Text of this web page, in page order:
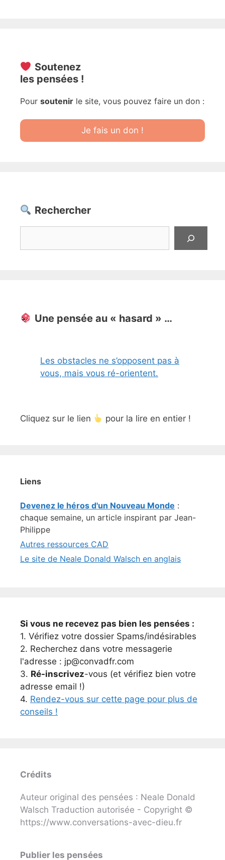
Soutenez
les pensées !
Pour soutenir le site, vous pouvez faire un don :
Je fais un don !
Rechercher
Une pensée au « hasard » …
Les obstacles ne s’opposent pas à
vous, mais vous ré-orientent.
Cliquez sur le lien pour la lire en entier !
Liens
Devenez le héros d'un Nouveau Monde :
chaque semaine, un article inspirant par Jean-
Philippe
Autres ressources CAD
Le site de Neale Donald Walsch en anglais
Si vous ne recevez pas bien les pensées :
1. Vérifiez votre dossier Spams/indésirables
2. Recherchez dans votre messagerie
l'adresse : jp@convadfr.com
3. Ré-inscrivez-vous (et vérifiez bien votre
adresse email !)
4. Rendez-vous sur cette page pour plus de
conseils !
Crédits
Auteur original des pensées : Neale Donald
Walsch Traduction autorisée - Copyright ©
https://www.conversations-avec-dieu.fr
Publier les pensées